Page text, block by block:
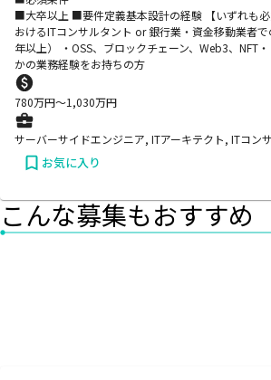
■大卒以上 ■要件定義基本設計の経験 【いずれも必
おけるITコンサルタント or 銀行業・資金移動業者
年以上） ・OSS、ブロックチェーン、Web3、NFT
かの業務経験をお持ちの方
780万円〜1,030万円
サーバーサイドエンジニア, ITアーキテクト, ITコン
お気に入り
こんな募集もおすすめ